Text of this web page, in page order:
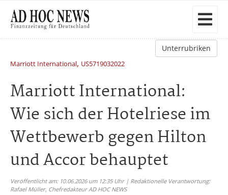
Unterrubriken
Marriott International, US5719032022
Marriott International:
Wie sich der Hotelriese im
Wettbewerb gegen Hilton
und Accor behauptet
Veröffentlicht am: 10.06.2026 um 12:35 Uhr | Redaktionelle Verantwortung:
Rafael Müller, Chefredakteur AD HOC NEWS